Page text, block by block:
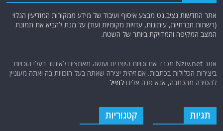
אתר החדשות נציב.נט מבצע איסוף ועיבוד של מידע ממקורות המודיעין הגלוי
(רשתות חברתיות, עיתונות, עדויות מקומיות ועוד) על מנת להביא את תמונת
המצב המקיפה והמדויקת ביותר של השטח.
אתר Nziv.net מכבד את זכויות היוצרים ועושה מאמצים לאיתור בעלי הזכויות
ביצירות הכלולות בכתבות. אם זיהית יצירה שאתה בעל הזכויות בה ואתה מעוניין
להסירה מהכתבה, אנא פנה אלינולמייל
תגיות קטגוריות